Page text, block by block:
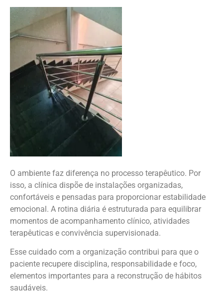
O ambiente faz diferença no processo terapêutico. Por
isso, a clínica dispõe de instalações organizadas,
confortáveis e pensadas para proporcionar estabilidade
emocional. A rotina diária é estruturada para equilibrar
momentos de acompanhamento clínico, atividades
terapêuticas e convivência supervisionada.
Esse cuidado com a organização contribui para que o
paciente recupere disciplina, responsabilidade e foco,
elementos importantes para a reconstrução de hábitos
saudáveis.